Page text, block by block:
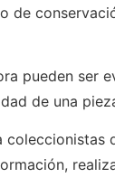
de
pueden
de una